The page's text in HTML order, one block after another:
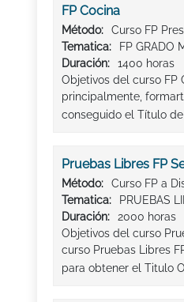
FP Cocina
Método:
Curso FP
Tematica:
FP GRADO
Duración:
1400 horas
Objetivos del curso FP
principalmente,
conseguido el Título de
Pruebas Libres FP
Método:
Curso FP a
Tematica:
PRUEBAS
Duración:
2000 horas
Objetivos del curso
curso Pruebas Libres
para obtener el Titulo